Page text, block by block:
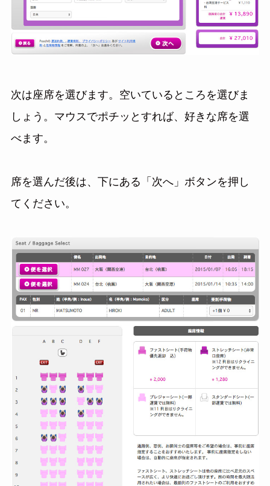
次は座席を選びます。空いているところを選びま
しょう。マウスでポチッとすれば、好きな席を選
べます。
席を選んだ後は、下にある「次へ」ボタンを押し
てください。